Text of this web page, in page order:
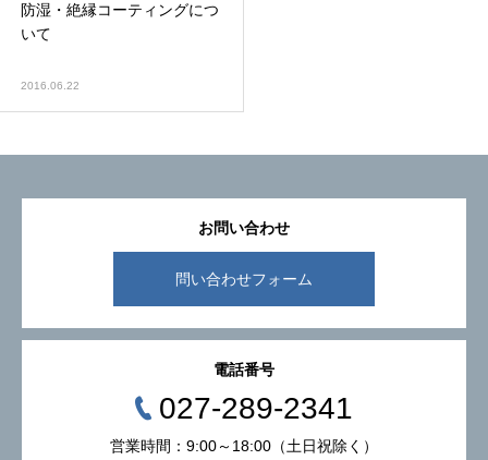
防湿・絶縁コーティングにつ
いて
2016.06.22
お問い合わせ
問い合わせフォーム
電話番号
027-289-2341
営業時間：9:00～18:00（土日祝除く）